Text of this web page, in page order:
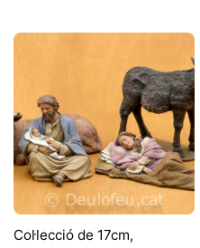
Col·lecció de 17cm,